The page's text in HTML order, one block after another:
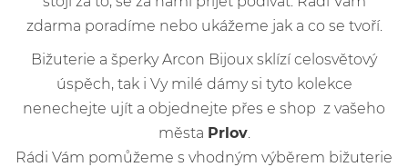
zdarma poradíme nebo ukážeme jak a co se tvoří.
Bižuterie a šperky Arcon Bijoux sklízí celosvětový
úspěch, tak i Vy milé dámy si tyto kolekce
nenechejte ujít a objednejte přes e shop z vašeho
města Prlov.
Rádi Vám pomůžeme s vhodným výběrem bižuterie